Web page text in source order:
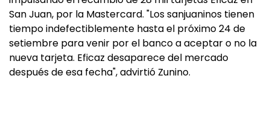
San Juan, por la Mastercard. "Los sanjuaninos tienen
tiempo indefectiblemente hasta el próximo 24 de
setiembre para venir por el banco a aceptar o no la
nueva tarjeta. Eficaz desaparece del mercado
después de esa fecha", advirtió Zunino.